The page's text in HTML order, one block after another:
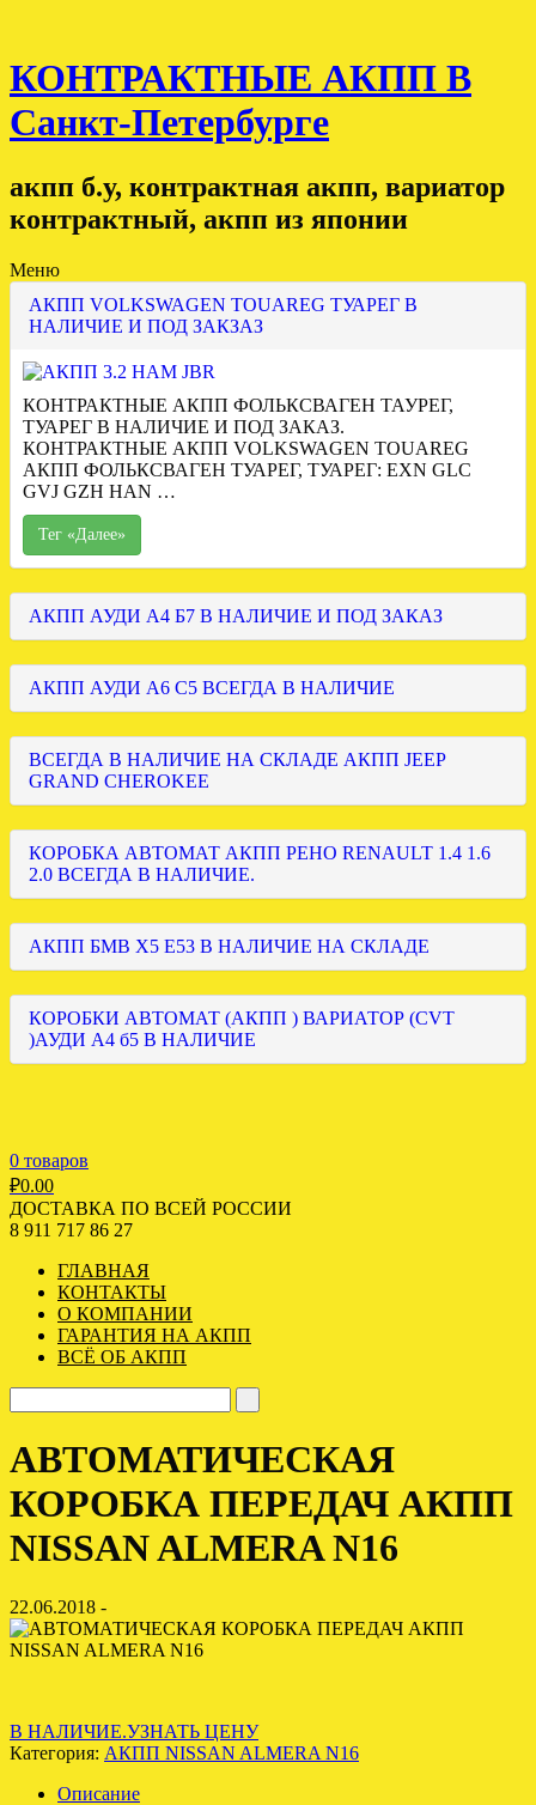
КОНТРАКТНЫЕ АКПП В
Санкт-Петербурге
акпп б.у, контрактная акпп, вариатор
контрактный, акпп из японии
Меню
АКПП VOLKSWAGEN TOUAREG ТУАРЕГ В
НАЛИЧИЕ И ПОД ЗАКЗАЗ
КОНТРАКТНЫЕ АКПП ФОЛЬКСВАГЕН ТАУРЕГ,
ТУАРЕГ В НАЛИЧИЕ И ПОД ЗАКАЗ.
КОНТРАКТНЫЕ АКПП VOLKSWAGEN TOUAREG
АКПП ФОЛЬКСВАГЕН ТУАРЕГ, ТУАРЕГ: EXN GLC
GVJ GZH HAN …
Тег «Далее»
АКПП АУДИ А4 Б7 В НАЛИЧИЕ И ПОД ЗАКАЗ
АКПП АУДИ А6 С5 ВСЕГДА В НАЛИЧИЕ
ВСЕГДА В НАЛИЧИЕ НА СКЛАДЕ АКПП JEEP
GRAND CHEROKEE
КОРОБКА АВТОМАТ АКПП РЕНО RENAULT 1.4 1.6
2.0 ВСЕГДА В НАЛИЧИЕ.
АКПП БМВ Х5 Е53 В НАЛИЧИЕ НА СКЛАДЕ
КОРОБКИ АВТОМАТ (АКПП ) ВАРИАТОР (CVT
)АУДИ А4 б5 В НАЛИЧИЕ
0 товаров
₽0.00
ДОСТАВКА ПО ВСЕЙ РОССИИ
8 911 717 86 27
ГЛАВНАЯ
КОНТАКТЫ
О КОМПАНИИ
ГАРАНТИЯ НА АКПП
ВСЁ ОБ АКПП
АВТОМАТИЧЕСКАЯ
КОРОБКА ПЕРЕДАЧ АКПП
NISSAN ALMERA N16
22.06.2018 -
В НАЛИЧИЕ.УЗНАТЬ ЦЕНУ
Категория: АКПП NISSAN ALMERA N16
Описание